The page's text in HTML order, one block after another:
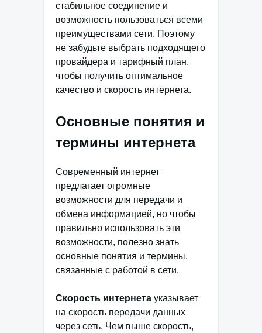
стабильное соединение и
возможность пользоваться всеми
преимуществами сети. Поэтому
не забудьте выбрать подходящего
провайдера и тарифный план,
чтобы получить оптимальное
качество и скорость интернета.
Основные понятия и
термины интернета
Современный интернет
предлагает огромные
возможности для передачи и
обмена информацией, но чтобы
правильно использовать эти
возможности, полезно знать
основные понятия и термины,
связанные с работой в сети.
Скорость интернета указывает
на скорость передачи данных
через сеть. Чем выше скорость,